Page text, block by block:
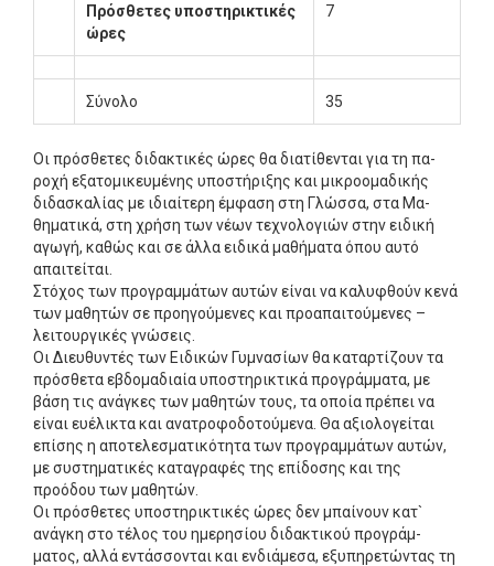
Πρόσθετες υποστηρικτικές
ώρες
7
Σύνολο 35
Οι πρόσθετες διδακτικές ώρες θα διατίθενται για τη πα­
ροχή εξατομικευμένης υποστήριξης και μικροομαδικής
διδασκαλίας με ιδιαίτερη έμφαση στη Γλώσσα, στα Μα­
θηματικά, στη χρήση των νέων τεχνολογιών στην ειδική
αγωγή, καθώς και σε άλλα ειδικά μαθήματα όπου αυτό
απαιτείται.
Στόχος των προγραμμάτων αυτών είναι να καλυφθούν κενά
των μαθητών σε προηγούμενες και προαπαιτούμε­νες –
λειτουργικές γνώσεις.
Οι Διευθυντές των Ειδικών Γυμνασίων θα καταρτίζουν τα
πρόσθετα εβδομαδιαία υποστηρικτικά προγράμματα, με
βάση τις ανάγκες των μαθητών τους, τα οποία πρέπει να
είναι ευέλικτα και ανατροφοδοτούμενα. Θα αξιολογεί­ται
επίσης η αποτελεσματικότητα των προγραμμάτων αυ­τών,
με συστηματικές καταγραφές της επίδοσης και της
προόδου των μαθητών.
Οι πρόσθετες υποστηρικτικές ώρες δεν μπαίνουν κατ`
ανάγκη στο τέλος του ημερησίου διδακτικού προγράμ­
ματος, αλλά εντάσσονται και ενδιάμεσα, εξυπηρετώντας τη